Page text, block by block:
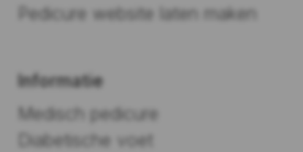
Pedicure website laten maken
Informatie
Medisch pedicure
Diabetische voet